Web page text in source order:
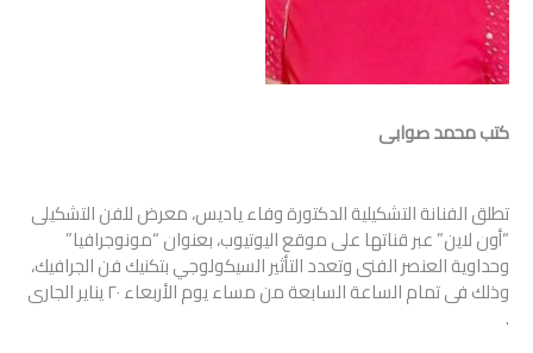
كتب محمد صوابى
تطلق الفنانة التشكيلية الدكتورة وفاء ياديس، معرض للفن التشكيلى
“أون لاين” عبر قناتها على موقع اليوتيوب، بعنوان “مونوجرافيا”
وحداوية العنصر الفنى وتعدد التأثير السيكولوجي بتكنيك فن الجرافيك،
وذلك فى تمام الساعة السابعة من مساء يوم الأربعاء ٢٠ يناير الجارى
.